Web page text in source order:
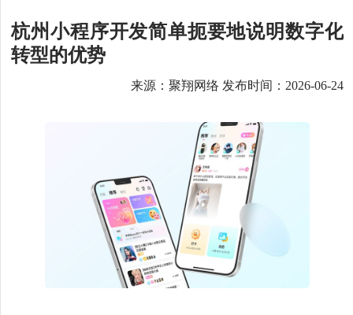
杭州小程序开发简单扼要地说明数字化
转型的优势
来源：聚翔网络 发布时间：2026-06-24